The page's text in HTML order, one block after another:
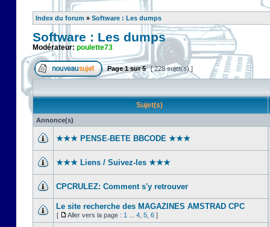
Index du forum » Software : Les dumps
Software : Les dumps
Modérateur: poulette73
Page1sur5 [ 228 sujet(s) ]
Sujet(s)
Annonce(s)
★★★ PENSE-BETE BBCODE ★★★
★★★ Liens / Suivez-les ★★★
CPCRULEZ: Comment s'y retrouver‎
Le site recherche des MAGAZINES AMSTRAD CPC
[ Aller vers la page : 1 4 5 6 ]